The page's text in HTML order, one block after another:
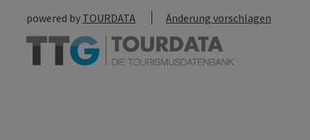
powered by TOURDATA Änderung vorschlagen